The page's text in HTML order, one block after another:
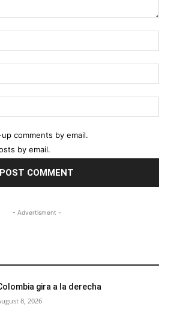
comments by email.
by email.
- Advertisment -
gira a la derecha
8, 2026